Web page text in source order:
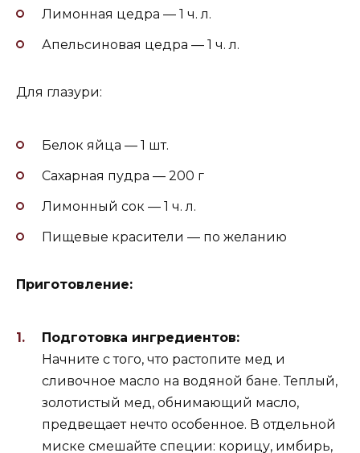
Лимонная цедра — 1 ч. л.
Апельсиновая цедра — 1 ч. л.
Для глазури:
Белок яйца — 1 шт.
Сахарная пудра — 200 г
Лимонный сок — 1 ч. л.
Пищевые красители — по желанию
Приготовление:
Подготовка ингредиентов:
Начните с того, что растопите мед и
сливочное масло на водяной бане. Теплый,
золотистый мед, обнимающий масло,
предвещает нечто особенное. В отдельной
миске смешайте специи: корицу, имбирь,